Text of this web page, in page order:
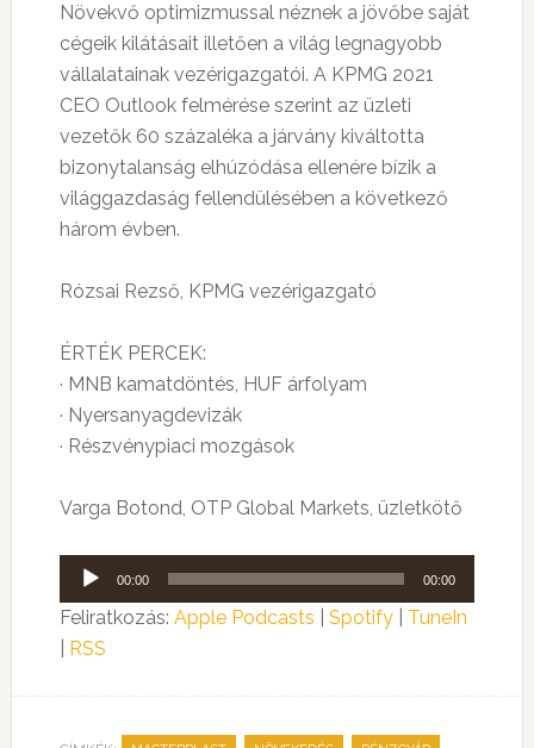
Növekvő optimizmussal néznek a jövőbe saját
cégeik kilátásait illetően a világ legnagyobb
vállalatainak vezérigazgatói. A KPMG 2021
CEO Outlook felmérése szerint az üzleti
vezetők 60 százaléka a járvány kiváltotta
bizonytalanság elhúzódása ellenére bízik a
világgazdaság fellendülésében a következő
három évben.
Rózsai Rezső, KPMG vezérigazgató
ÉRTÉK PERCEK:
· MNB kamatdöntés, HUF árfolyam
· Nyersanyagdevizák
· Részvénypiaci mozgások
Varga Botond, OTP Global Markets, üzletkötő
Audió
lejátszó
00:00 00:00
Feliratkozás: Apple Podcasts Spotify| TuneIn
RSS